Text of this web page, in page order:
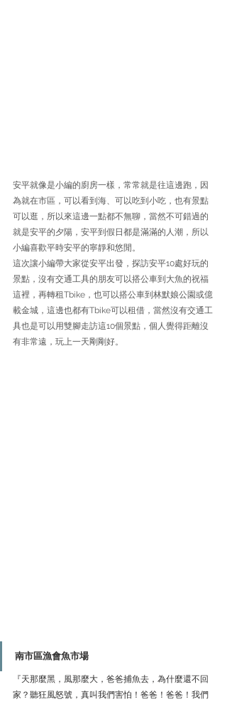
安平就像是小編的廚房一樣，常常就是往這邊跑，因
為就在市區，可以看到海、可以吃到小吃，也有景點
可以逛，所以來這邊一點都不無聊，當然不可錯過的
就是安平的夕陽，安平到假日都是滿滿的人潮，所以
小編喜歡平時安平的寧靜和悠閒。
這次讓小編帶大家從安平出發，探訪安平10處好玩的
景點，沒有交通工具的朋友可以搭公車到大魚的祝福
這裡，再轉租Tbike，也可以搭公車到林默娘公園或億
載金城，這邊也都有Tbike可以租借，當然沒有交通工
具也是可以用雙腳走訪這10個景點，個人覺得距離沒
有非常遠，玩上一天剛剛好。
南市區漁會魚市場
『天那麼黑，風那麼大，爸爸捕魚去，為什麼還不回
家？聽狂風怒號，真叫我們害怕！爸爸！爸爸！我們